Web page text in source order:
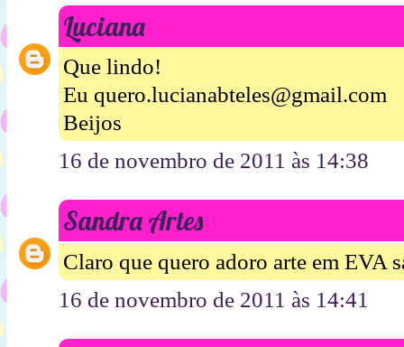
Luciana
Que lindo!
Eu quero.lucianabteles@gmail.com
Beijos
16 de novembro de 2011 às 14:38
Sandra Artes
Claro que quero adoro arte em EVA
16 de novembro de 2011 às 14:41